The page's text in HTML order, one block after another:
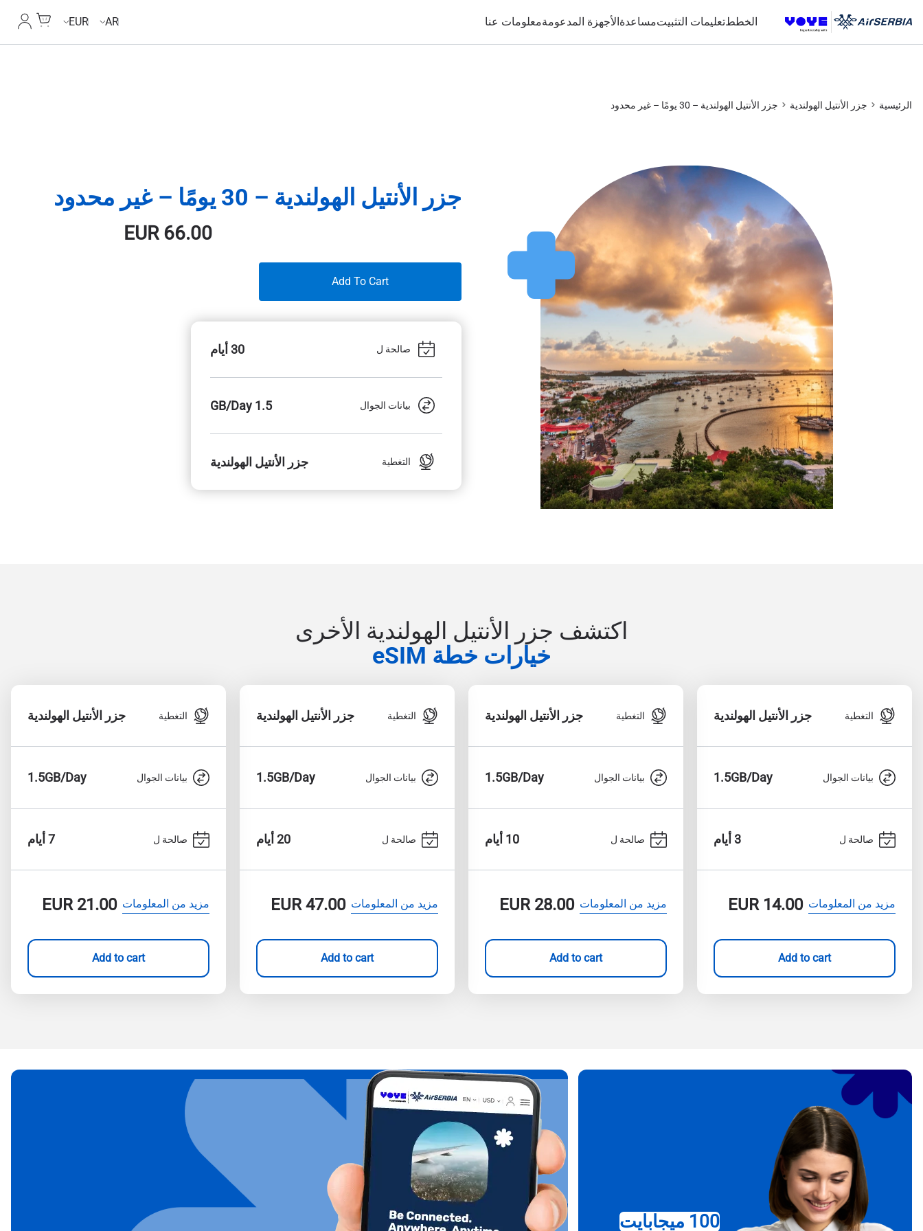
الخططتعليمات التثبيتمساعدةالأجهزة المدعومةمعلومات عنا AR
EUR
حسابي
الرئيسية جزر الأنتيل الهولندية جزر الأنتيل الهولندية – 30 يومًا – غير محدود
جزر الأنتيل الهولندية – 30 يومًا – غير محدود
EUR66.00
Add To Cart
صالحة ل 30 أيام
بيانات الجوال 1.5 GB/Day
التغطية جزر الأنتيل الهولندية
اكتشف جزر الأنتيل الهولندية الأخرى
خيارات خطة eSIM
التغطية جزر الأنتيل الهولندية
بيانات الجوال 1.5GB/Day
صالحة ل 3 أيام
مزيد من المعلومات EUR14.00
Add to cart
التغطية جزر الأنتيل الهولندية
بيانات الجوال 1.5GB/Day
صالحة ل 10 أيام
مزيد من المعلومات EUR28.00
Add to cart
التغطية جزر الأنتيل الهولندية
بيانات الجوال 1.5GB/Day
صالحة ل 20 أيام
مزيد من المعلومات EUR47.00
Add to cart
التغطية جزر الأنتيل الهولندية
بيانات الجوال 1.5GB/Day
صالحة ل 7 أيام
مزيد من المعلومات EUR21.00
Add to cart
100 ميجابايت